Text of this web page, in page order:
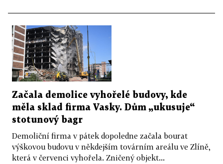
Začala demolice vyhořelé budovy, kde
měla sklad firma Vasky. Dům „ukusuje“
stotunový bagr
Demoliční firma v pátek dopoledne začala bourat
výškovou budovu v někdejším továrním areálu ve Zlíně,
která v červenci vyhořela. Zničený objekt...